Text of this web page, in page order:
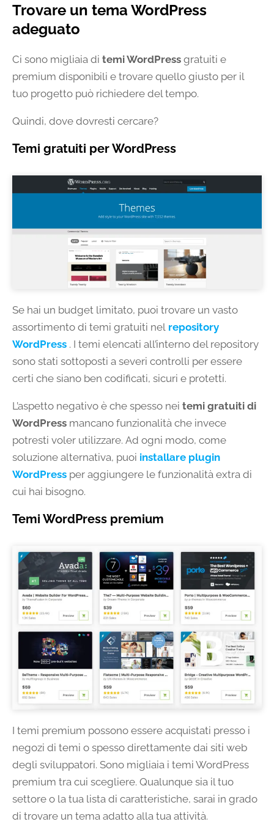
Trovare un tema WordPress
adeguato
Ci sono migliaia di temi WordPress gratuiti e
premium disponibili e trovare quello giusto per il
tuo progetto può richiedere del tempo.
Quindi, dove dovresti cercare?
Temi gratuiti per WordPress
Se hai un budget limitato, puoi trovare un vasto
assortimento di temi gratuiti nel repository
WordPress . I temi elencati all’interno del repository
sono stati sottoposti a severi controlli per essere
certi che siano ben codificati, sicuri e protetti.
L’aspetto negativo è che spesso nei temi gratuiti di
WordPress mancano funzionalità che invece
potresti voler utilizzare. Ad ogni modo, come
soluzione alternativa, puoi installare plugin
WordPress per aggiungere le funzionalità extra di
cui hai bisogno.
Temi WordPress premium
I temi premium possono essere acquistati presso i
negozi di temi o spesso direttamente dai siti web
degli sviluppatori. Sono migliaia i temi WordPress
premium tra cui scegliere. Qualunque sia il tuo
settore o la tua lista di caratteristiche, sarai in grado
di trovare un tema adatto alla tua attività.